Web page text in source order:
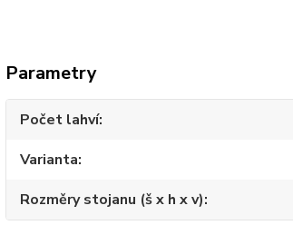
Parametry
Počet lahví
Varianta
Rozměry stojanu (š x h x v)